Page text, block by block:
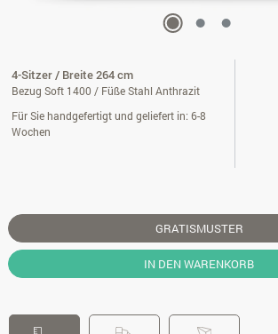
4-Sitzer / Breite 264 cm
Bezug Soft 1400 / Füße Stahl Anthrazit
Für Sie handgefertigt und geliefert in: 6-8
Wochen
GRATISMUSTER
IN DEN WARENKORB